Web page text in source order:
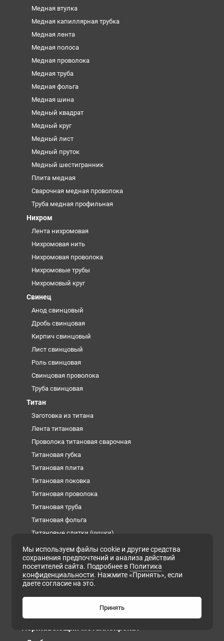
Медная втулка
Медная капиллярная трубка
Медная лента
Медная полоса
Медная проволока
Медная труба
Медная фольга
Медная шина
Медный квадрат
Медный круг
Медный лист
Медный пруток
Медный шестигранник
Плита медная
Сварочная медная проволока
Труба медная профильная
Нихром
Лента нихромовая
Нихромовая нить
Нихромовая проволока
Нихромовые трубы
Нихромовый круг
Свинец
Анод свинцовый
Дробь свинцовая
Кирпич свинцовый
Лист свинцовый
Роль свинцовая
Свинцовая проволока
Труба свинцовая
Титан
Заготовка из титана
Лента титановая
Проволока титановая сварочная
Титановая губка
Титановая плита
Титановая поковка
Титановая проволока
Титановая труба
Титановая фольга
Титановые слитки (чушки)
Титановый квадрат
Титановый круг
Титановый лист
Титановый пруток
Титановый шестигранник
Шина титановая (полоса)
Нержавеющий металлопрокат
Мы используем файлы cookie и другие средства
сохранения предпочтений и анализа действий
посетителей сайта. Подробнее в Политика
конфиденциальности. Нажмите «Принять», если
даете согласие на это.
Принять